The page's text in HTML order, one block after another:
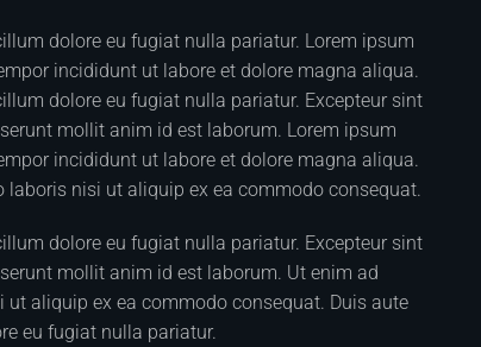
dolore eu fugiat nulla pariatur. Lorem ipsum
incididunt ut labore et dolore magna aliqua.
dolore eu fugiat nulla pariatur. Excepteur sint
mollit anim id est laborum. Lorem ipsum
incididunt ut labore et dolore magna aliqua.
nisi ut aliquip ex ea commodo consequat.
dolore eu fugiat nulla pariatur. Excepteur sint
mollit anim id est laborum. Ut enim ad
aliquip ex ea commodo consequat. Duis aute
eu fugiat nulla pariatur.